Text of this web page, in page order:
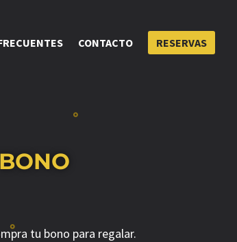
CONTACTO RESERVAS
tu bono para regalar.